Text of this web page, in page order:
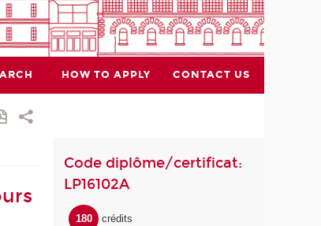
HOW TO APPLY CONTACT US
Code diplôme/certificat:
LP16102A
180 crédits